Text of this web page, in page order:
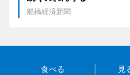
船橋経済新聞
食べる 見